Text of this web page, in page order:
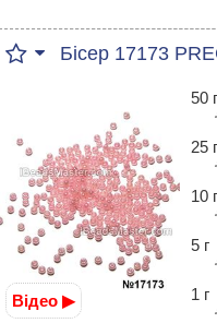
Бісер 17173
Відео ▶
50 г
25 г
10 г
5 г
1 г